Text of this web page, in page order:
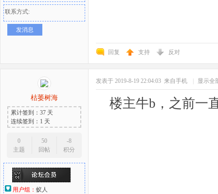
联系方式:
发消息
回复 支持 反对
枯萎树海
累计签到：37 天
连续签到：1 天
0
主题
50
回帖
-8
积分
用户组： 蚁人
发表于 2019-8-19 22:04:03 来自手机 显示全
楼主牛b，之前一